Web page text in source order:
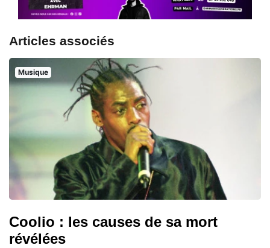
Articles associés
Musique
Coolio : les causes de sa mort
révélées